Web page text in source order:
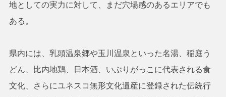
地としての実力に対して、まだ穴場感のあるエリアでも
ある。
県内には、乳頭温泉郷や玉川温泉といった名湯、稲庭う
どん、比内地鶏、日本酒、いぶりがっこに代表される食
文化、さらにユネスコ無形文化遺産に登録された伝統行